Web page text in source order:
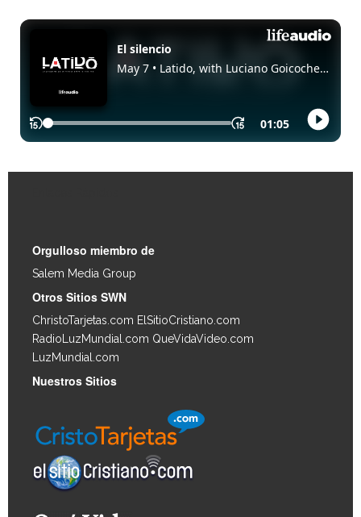
Orgulloso miembro de
Salem Media Group
Otros Sitios SWN
ChristoTarjetas.com ElSitioCristiano.com
RadioLuzMundial.com QueVidaVideo.com
LuzMundial.com
Nuestros Sitios